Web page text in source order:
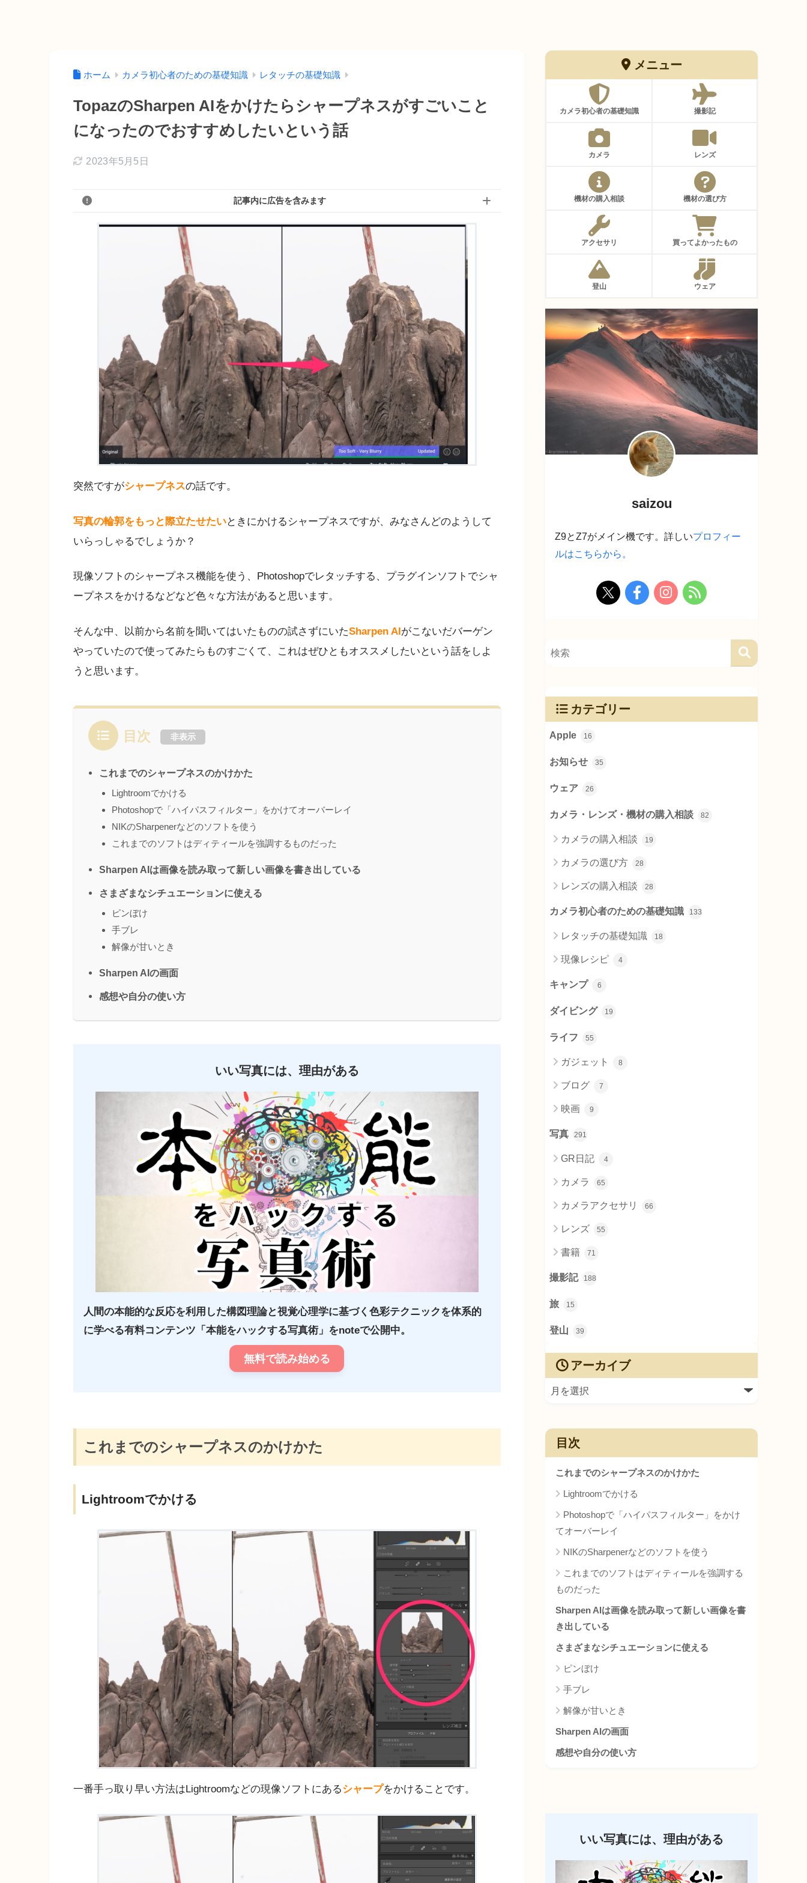
ホーム カメラ初心者のための基礎知識 レタッチの基礎知識
TopazのSharpen AIをかけたらシャープネスがすごいこと
になったのでおすすめしたいという話
2023年5月5日
記事内に広告を含みます
突然ですがシャープネスの話です。
写真の輪郭をもっと際立たせたいときにかけるシャープネスですが、みなさんどのようして
いらっしゃるでしょうか？
現像ソフトのシャープネス機能を使う、Photoshopでレタッチする、プラグインソフトでシャ
ープネスをかけるなどなど色々な方法があると思います。
そんな中、以前から名前を聞いてはいたものの試さずにいたSharpen AIがこないだバーゲン
やっていたので使ってみたらものすごくて、これはぜひともオススメしたいという話をしよ
うと思います。
目次 非表示
これまでのシャープネスのかけかた
Lightroomでかける
Photoshopで「ハイパスフィルター」をかけてオーバーレイ
NIKのSharpenerなどのソフトを使う
これまでのソフトはディティールを強調するものだった
Sharpen AIは画像を読み取って新しい画像を書き出している
さまざまなシチュエーションに使える
ピンぼけ
手ブレ
解像が甘いとき
Sharpen AIの画面
感想や自分の使い方
いい写真には、理由がある
人間の本能的な反応を利用した構図理論と視覚心理学に基づく色彩テクニックを体系的
に学べる有料コンテンツ「本能をハックする写真術」をnoteで公開中。
無料で読み始める
これまでのシャープネスのかけかた
Lightroomでかける
一番手っ取り早い方法はLightroomなどの現像ソフトにあるシャープをかけることです。
メニュー
カメラ初心者の基礎知識 撮影記
カメラ レンズ
機材の購入相談 機材の選び方
アクセサリ 買ってよかったもの
登山 ウェア
saizou
Z9とZ7がメイン機です。詳しいプロフィー
ルはこちらから。
カテゴリー
Apple 16
お知らせ 35
ウェア 26
カメラ・レンズ・機材の購入相談 82
カメラの購入相談 19
カメラの選び方 28
レンズの購入相談 28
カメラ初心者のための基礎知識 133
レタッチの基礎知識 18
現像レシピ 4
キャンプ 6
ダイビング 19
ライフ 55
ガジェット 8
ブログ 7
映画 9
写真 291
GR日記 4
カメラ 65
カメラアクセサリ 66
レンズ 55
書籍 71
撮影記 188
旅 15
登山 39
アーカイブ
目次
これまでのシャープネスのかけかた
Lightroomでかける
Photoshopで「ハイパスフィルター」をかけ
てオーバーレイ
NIKのSharpenerなどのソフトを使う
これまでのソフトはディティールを強調する
ものだった
Sharpen AIは画像を読み取って新しい画像を書
き出している
さまざまなシチュエーションに使える
ピンぼけ
手ブレ
解像が甘いとき
Sharpen AIの画面
感想や自分の使い方
いい写真には、理由がある